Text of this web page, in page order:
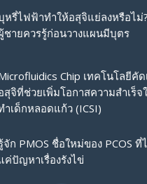
หรี่ไฟฟ้าทำให้อสุจิแย่ลงหรือไม่
ชายควรรู้ก่อนวางแผนมีบุตร
Chip เทคโนโลยีคัด
สุจิที่ช่วยเพิ่มโอกาสความสำเร็จ
ำเด็กหลอดแก้ว (ICSI)
จัก PMOS ชื่อใหม่ของ PCOS ที่
ค่ปัญหาเรื่องรังไข่